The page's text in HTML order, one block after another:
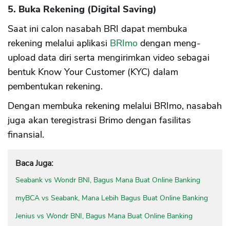
5. Buka Rekening (Digital Saving)
Saat ini calon nasabah BRI dapat membuka
rekening melalui aplikasi BRImo dengan meng-
upload data diri serta mengirimkan video sebagai
bentuk Know Your Customer (KYC) dalam
pembentukan rekening.
Dengan membuka rekening melalui BRImo, nasabah
juga akan teregistrasi Brimo dengan fasilitas
finansial.
Baca Juga:
Seabank vs Wondr BNI, Bagus Mana Buat Online Banking
myBCA vs Seabank, Mana Lebih Bagus Buat Online Banking
Jenius vs Wondr BNI, Bagus Mana Buat Online Banking